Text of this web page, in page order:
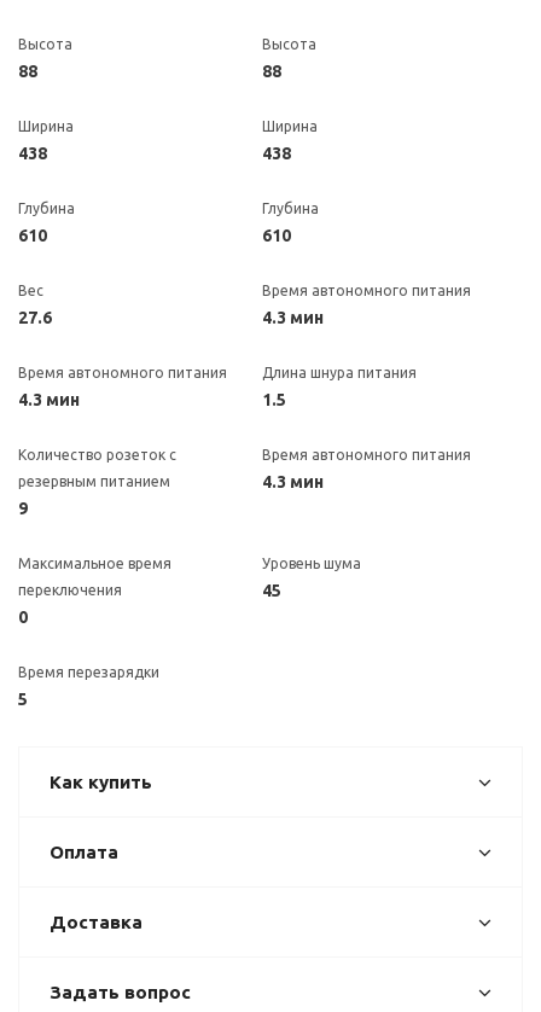
Высота
88
Высота
88
Ширина
438
Ширина
438
Глубина
610
Глубина
610
Вес
27.6
Время автономного питания
4.3 мин
Время автономного питания
4.3 мин
Длина шнура питания
1.5
Количество розеток с
резервным питанием
9
Время автономного питания
4.3 мин
Максимальное время
переключения
0
Уровень шума
45
Время перезарядки
5
Как купить
Оплата
Доставка
Задать вопрос